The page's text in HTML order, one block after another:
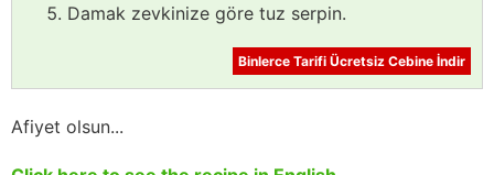
Damak zevkinize göre tuz serpin.
Binlerce Tarifi Ücretsiz Cebine İndir
Afiyet olsun...